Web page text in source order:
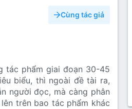
Cùng tác giả
tác phẩm giai đoạn 30-45
biểu, thì ngoài đề tài ra,
người đọc, mà càng phân
trên bao tác phẩm khác